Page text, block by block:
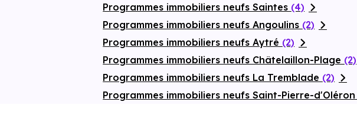
Programmes immobiliers neufs Saintes (4)
Programmes immobiliers neufs Angoulins (2)
Programmes immobiliers neufs Aytré (2)
Programmes immobiliers neufs Châtelaillon-Plage (2)
Programmes immobiliers neufs La Tremblade (2)
Programmes immobiliers neufs Saint-Pierre-d'Oléron